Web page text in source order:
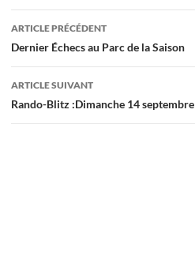
Navigation
des
articles
ARTICLE PRÉCÉDENT
Dernier Échecs au Parc de la Saison
ARTICLE SUIVANT
Rando-Blitz :Dimanche 14 septembre